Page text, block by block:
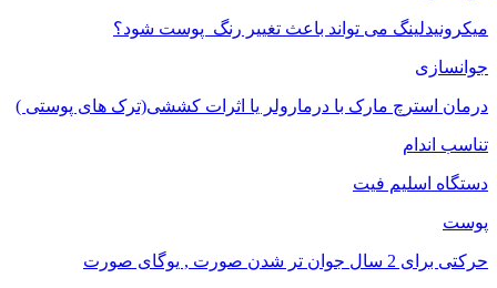
میکرونیدلینگ می تواند باعث تغییر رنگ ‍ پوست شود؟
جوانسازی
درمان استرچ مارک با درمارولر یا اثرات کششی(ترک های پوستی )
تناسب اندام
دستگاه اسلیم فیت
پوست
حرکتی برای 2 سال جوان تر شدن صورت , یوگای صورت